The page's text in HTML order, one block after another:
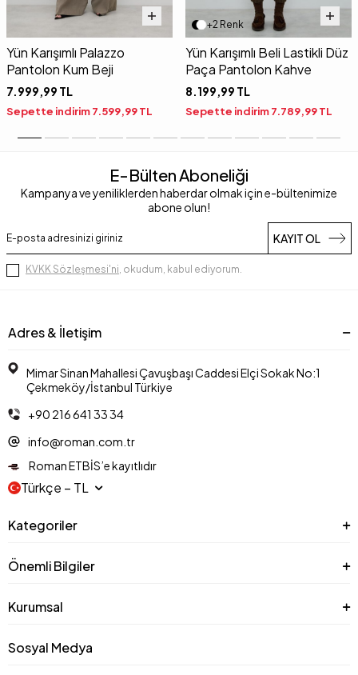
Yün Karışımlı Palazzo
Pantolon Kum Beji
7.999,99 TL
Sepette indirim7.599,99TL
+2 Renk
Yün Karışımlı Beli Lastikli Düz
Paça Pantolon Kahve
8.199,99 TL
Sepette indirim7.789,99TL
E-Bülten Aboneliği
Kampanya ve yeniliklerden haberdar olmak için e-bültenimize
abone olun!
KAYIT OL
KVKK Sözleşmesi'ni , okudum, kabul ediyorum.
Adres & İletişim
Mimar Sinan Mahallesi Çavuşbaşı Caddesi Elçi Sokak No:1
Çekmeköy/İstanbul Türkiye
+90 216 641 33 34
info@roman.com.tr
Roman ETBİS’e kayıtlıdır
Türkçe − TL
Kategoriler
Önemli Bilgiler
Kurumsal
Sosyal Medya